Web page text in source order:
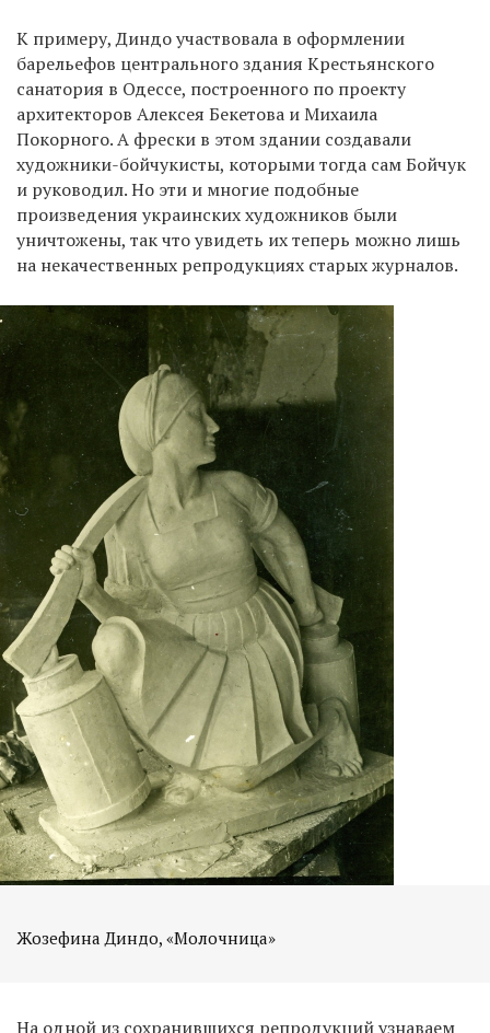
К примеру, Диндо участвовала в оформлении
барельефов центрального здания Крестьянского
санатория в Одессе, построенного по проекту
архитекторов Алексея Бекетова и Михаила
Покорного. А фрески в этом здании создавали
художники-бойчукисты, которыми тогда сам Бойчук
и руководил. Но эти и многие подобные
произведения украинских художников были
уничтожены, так что увидеть их теперь можно лишь
на некачественных репродукциях старых журналов.
Жозефина Диндо, «Молочница»
На одной из сохранившихся репродукций узнаваем